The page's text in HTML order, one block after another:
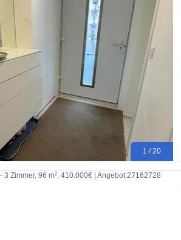
1 / 20